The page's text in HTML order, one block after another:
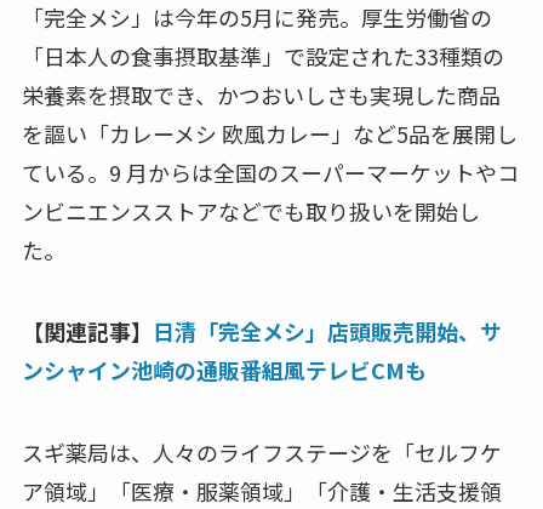
「完全メシ」は今年の5月に発売。厚生労働省の
「日本人の食事摂取基準」で設定された33種類の
栄養素を摂取でき、かつおいしさも実現した商品
を謳い「カレーメシ 欧風カレー」など5品を展開し
ている。9 月からは全国のスーパーマーケットやコ
ンビニエンスストアなどでも取り扱いを開始し
た。
【関連記事】 日清「完全メシ」店頭販売開始、サ
ンシャイン池崎の通販番組風テレビCMも
スギ薬局は、人々のライフステージを「セルフケ
ア領域」「医療・服薬領域」「介護・生活支援領